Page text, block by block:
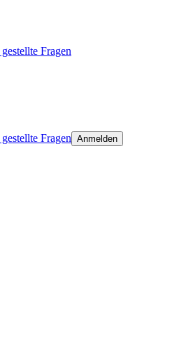
Fragen
Fragen Anmelden